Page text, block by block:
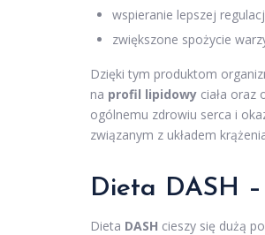
wspieranie lepszej
zwiększone spożycie
Dzięki tym produktom
na profil lipidowy ciała oraz
ogólnemu zdrowiu serca i
związanym z układem
Dieta DASH
Dieta DASH cieszy się dużą